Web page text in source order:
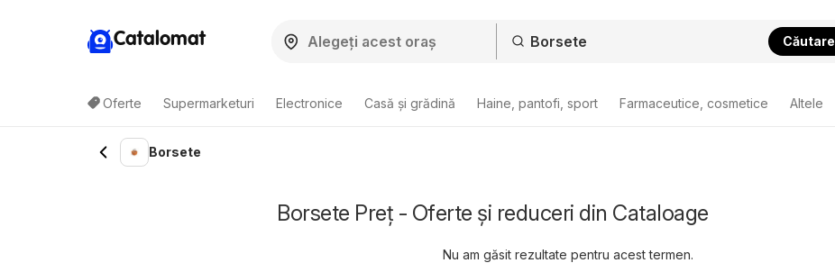
Catalomat Căutare
Oferte Supermarketuri Electronice Casă și grădină Haine, pantofi, sport Farmaceutice, cosmetice Altele
Borsete
Borsete Preț - Oferte și reduceri din Cataloage
Nu am găsit rezultate pentru acest termen.